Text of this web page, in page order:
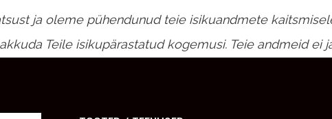
ja oleme pühendunud teie isikuandmete
Teile isikupärastatud kogemusi. Teie andmeid